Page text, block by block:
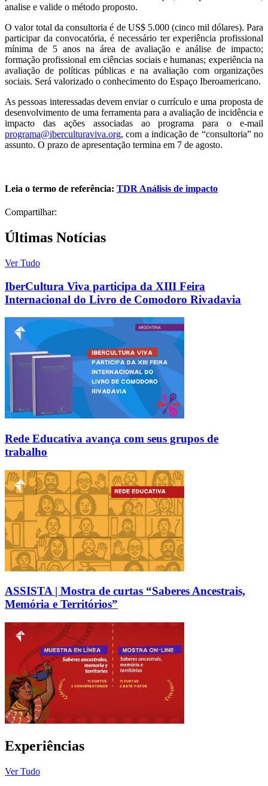
analise e valide o método proposto.
O valor total da consultoria é de US$ 5.000 (cinco mil dólares). Para
participar da convocatória, é necessário ter experiência profissional
mínima de 5 anos na área de avaliação e análise de impacto;
formação profissional em ciências sociais e humanas; experiência na
avaliação de políticas públicas e na avaliação com organizações
sociais. Será valorizado o conhecimento do Espaço Iberoamericano.
As pessoas interessadas devem enviar o currículo e uma proposta de
desenvolvimento de uma ferramenta para a avaliação de incidência e
impacto das ações associadas ao programa para o e-mail
programa@iberculturaviva.org, com a indicação de “consultoria” no
assunto. O prazo de apresentação termina em 7 de agosto.
Leia o termo de referência: TDR Análisis de impacto
Compartilhar:
Últimas Notícias
Ver Tudo
IberCultura Viva participa da XIII Feira
Internacional do Livro de Comodoro Rivadavia
Rede Educativa avança com seus grupos de
trabalho
ASSISTA | Mostra de curtas “Saberes Ancestrais,
Memória e Territórios”
Experiências
Ver Tudo